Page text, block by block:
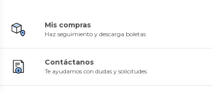
Mis compras
Haz seguimiento y descarga boletas
Contáctanos
Te ayudamos con dudas y solicitudes